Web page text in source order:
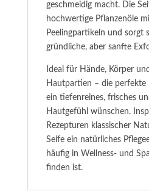
geschmeidig macht. Die
hochwertige Pflanzenöle
Peelingpartikeln und sorgt
gründliche, aber sanfte
Ideal für Hände, Körper
Hautpartien – die perfekte
ein tiefenreines, frisches
Hautgefühl wünschen.
Rezepturen klassischer
Seife ein natürliches
häufig in Wellness- und
finden ist.